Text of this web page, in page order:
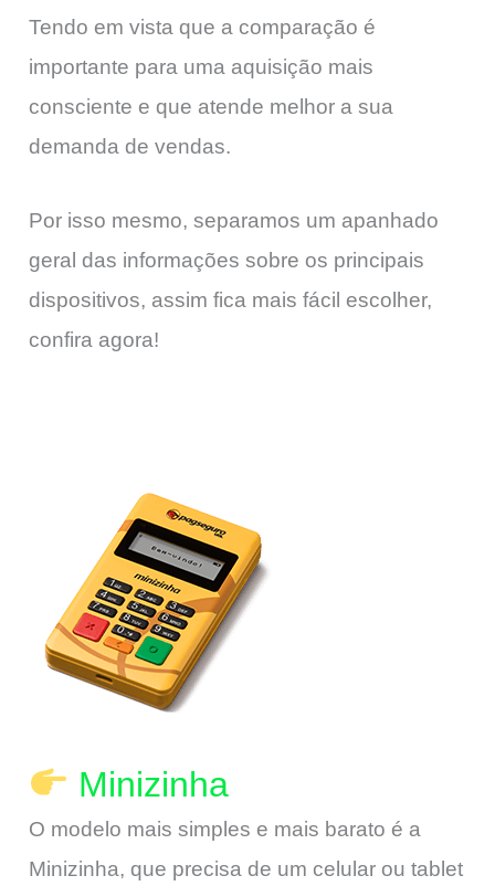
Tendo em vista que a comparação é
importante para uma aquisição mais
consciente e que atende melhor a sua
demanda de vendas.
Por isso mesmo, separamos um apanhado
geral das informações sobre os principais
dispositivos, assim fica mais fácil escolher,
confira agora!
Minizinha
O modelo mais simples e mais barato é a
Minizinha, que precisa de um celular ou tablet